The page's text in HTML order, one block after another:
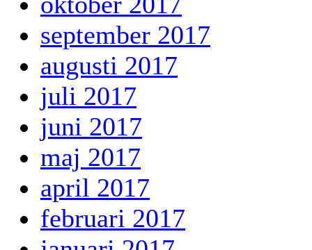
september 2017
augusti 2017
juli 2017
juni 2017
maj 2017
april 2017
februari 2017